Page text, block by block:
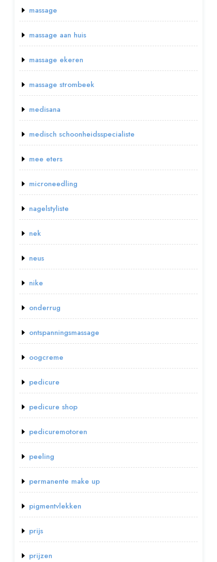
massage
massage aan huis
massage ekeren
massage strombeek
medisana
medisch schoonheidsspecialiste
mee eters
microneedling
nagelstyliste
nek
neus
nike
onderrug
ontspanningsmassage
oogcreme
pedicure
pedicure shop
pedicuremotoren
peeling
permanente make up
pigmentvlekken
prijs
prijzen